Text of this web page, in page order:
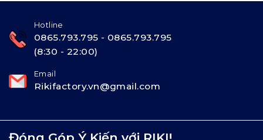
Hotline
0865.793.795 - 0865.793.795
(8:30 - 22:00)
Email
Rikifactory.vn@gmail.com